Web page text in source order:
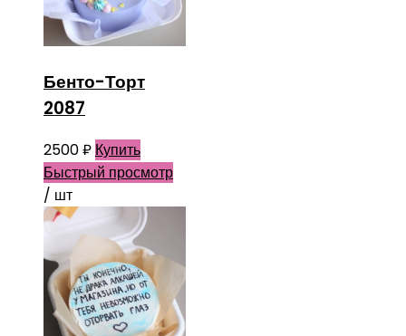
Бенто-Торт
2087
2500₽ Купить
Быстрый просмотр
/ шт